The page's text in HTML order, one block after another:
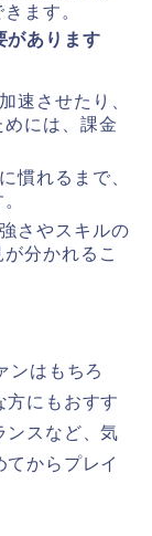
ます。
があります
速させたり、
には、課金
慣れるまで、
さやスキルの
分かれるこ
ンはもちろ
方にもおすす
ンスなど、気
からプレイ